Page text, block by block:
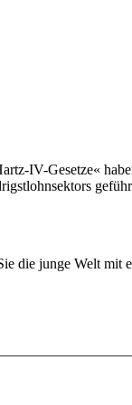
IV-Gesetze«
die junge Welt